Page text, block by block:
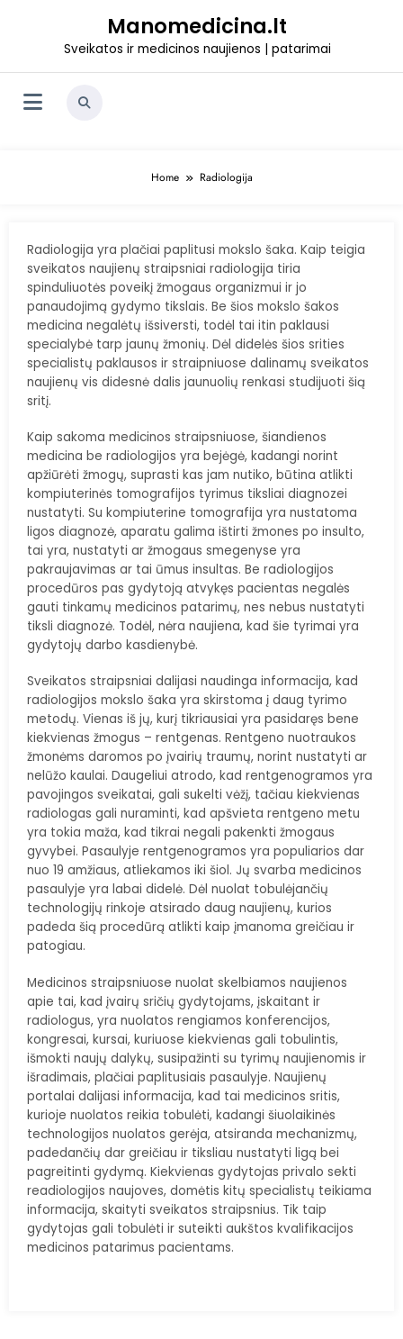
Manomedicina.lt
Sveikatos ir medicinos naujienos | patarimai
Home Radiologija
Radiologija yra plačiai paplitusi mokslo šaka. Kaip teigia
sveikatos naujienų straipsniai radiologija tiria
spinduliuotės poveikį žmogaus organizmui ir jo
panaudojimą gydymo tikslais. Be šios mokslo šakos
medicina negalėtų išsiversti, todėl tai itin paklausi
specialybė tarp jaunų žmonių. Dėl didelės šios srities
specialistų paklausos ir straipniuose dalinamų sveikatos
naujienų vis didesnė dalis jaunuolių renkasi studijuoti šią
sritį.
Kaip sakoma medicinos straipsniuose, šiandienos
medicina be radiologijos yra bejėgė, kadangi norint
apžiūrėti žmogų, suprasti kas jam nutiko, būtina atlikti
kompiuterinės tomografijos tyrimus tiksliai diagnozei
nustatyti. Su kompiuterine tomografija yra nustatoma
ligos diagnozė, aparatu galima ištirti žmones po insulto,
tai yra, nustatyti ar žmogaus smegenyse yra
pakraujavimas ar tai ūmus insultas. Be radiologijos
procedūros pas gydytoją atvykęs pacientas negalės
gauti tinkamų medicinos patarimų, nes nebus nustatyti
tiksli diagnozė. Todėl, nėra naujiena, kad šie tyrimai yra
gydytojų darbo kasdienybė.
Sveikatos straipsniai dalijasi naudinga informacija, kad
radiologijos mokslo šaka yra skirstoma į daug tyrimo
metodų. Vienas iš jų, kurį tikriausiai yra pasidaręs bene
kiekvienas žmogus – rentgenas. Rentgeno nuotraukos
žmonėms daromos po įvairių traumų, norint nustatyti ar
nelūžo kaulai. Daugeliui atrodo, kad rentgenogramos yra
pavojingos sveikatai, gali sukelti vėžį, tačiau kiekvienas
radiologas gali nuraminti, kad apšvieta rentgeno metu
yra tokia maža, kad tikrai negali pakenkti žmogaus
gyvybei. Pasaulyje rentgenogramos yra populiarios dar
nuo 19 amžiaus, atliekamos iki šiol. Jų svarba medicinos
pasaulyje yra labai didelė. Dėl nuolat tobulėjančių
technologijų rinkoje atsirado daug naujienų, kurios
padeda šią procedūrą atlikti kaip įmanoma greičiau ir
patogiau.
Medicinos straipsniuose nuolat skelbiamos naujienos
apie tai, kad įvairų sričių gydytojams, įskaitant ir
radiologus, yra nuolatos rengiamos konferencijos,
kongresai, kursai, kuriuose kiekvienas gali tobulintis,
išmokti naujų dalykų, susipažinti su tyrimų naujienomis ir
išradimais, plačiai paplitusiais pasaulyje. Naujienų
portalai dalijasi informacija, kad tai medicinos sritis,
kurioje nuolatos reikia tobulėti, kadangi šiuolaikinės
technologijos nuolatos gerėja, atsiranda mechanizmų,
padedančių dar greičiau ir tiksliau nustatyti ligą bei
pagreitinti gydymą. Kiekvienas gydytojas privalo sekti
readiologijos naujoves, domėtis kitų specialistų teikiama
informacija, skaityti sveikatos straipsnius. Tik taip
gydytojas gali tobulėti ir suteikti aukštos kvalifikacijos
medicinos patarimus pacientams.